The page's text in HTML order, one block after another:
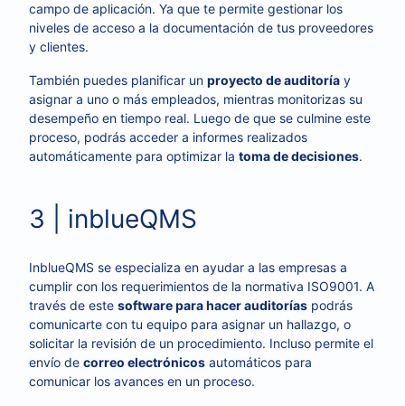
campo de aplicación. Ya que te permite gestionar los
niveles de acceso a la documentación de tus proveedores
y clientes.
También puedes planificar un proyecto de auditoría y
asignar a uno o más empleados, mientras monitorizas su
desempeño en tiempo real. Luego de que se culmine este
proceso, podrás acceder a informes realizados
automáticamente para optimizar la toma de decisiones.
3 | inblueQMS
InblueQMS se especializa en ayudar a las empresas a
cumplir con los requerimientos de la normativa ISO9001. A
través de este software para hacer auditorías podrás
comunicarte con tu equipo para asignar un hallazgo, o
solicitar la revisión de un procedimiento. Incluso permite el
envío de correo electrónicos automáticos para
comunicar los avances en un proceso.